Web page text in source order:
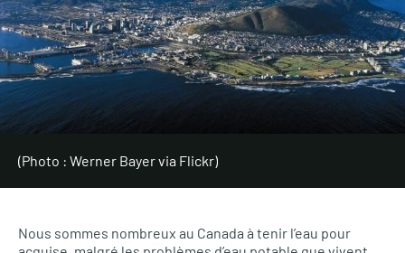
(Photo : Werner Bayer via Flickr)
Nous sommes nombreux au Canada à tenir l’eau pour